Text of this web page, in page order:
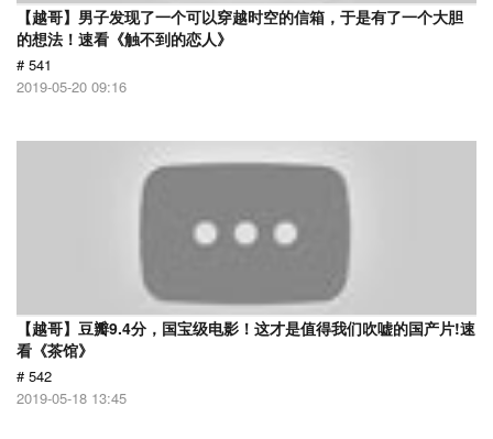
【越哥】男子发现了一个可以穿越时空的信箱，于是有了一个大胆
的想法！速看《触不到的恋人》
# 541
2019-05-20 09:16
【越哥】豆瓣9.4分，国宝级电影！这才是值得我们吹嘘的国产片!速
看《茶馆》
# 542
2019-05-18 13:45